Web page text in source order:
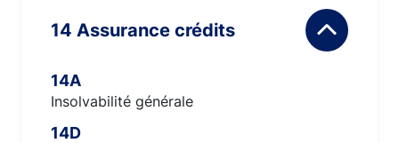
14 Assurance crédits
14A
Insolvabilité générale
14D